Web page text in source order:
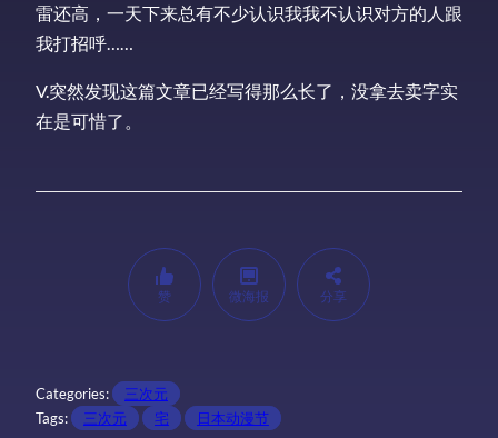
雷还高，一天下来总有不少认识我我不认识对方的人跟
我打招呼……
V.突然发现这篇文章已经写得那么长了，没拿去卖字实
在是可惜了。
赞 微海报 分享
Categories:
三次元
Tags:
三次元 宅 日本动漫节